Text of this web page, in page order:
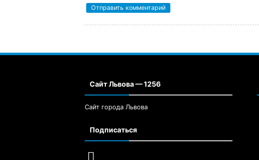
Сайт Львова — 1256
Сайт города Львова
Подписаться